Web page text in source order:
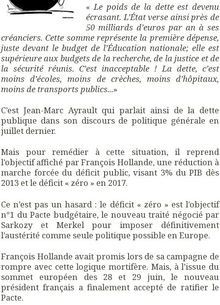
«Le poids de la dette est devenu
écrasant. L’État verse ainsi près de
50 milliards d’euros par an à ses
créanciers. Cette somme représente la première dépense,
juste devant le budget de l’Éducation nationale; elle est
supérieure aux budgets de la recherche, de la justice et de
la sécurité réunis. C’est inacceptable ! La dette, c’est
moins d’écoles, moins de crèches, moins d’hôpitaux,
moins de transports publics...»
C’est Jean-Marc Ayrault qui parlait ainsi de la dette
publique dans son discours de politique générale en
juillet dernier.
Mais pour remédier à cette situation, il reprend
l’objectif affiché par François Hollande, une réduction à
marche forcée du déficit public, visant 3% du PIB dès
2013 et le déficit « zéro » en 2017.
Ce n’est pas un hasard : le déficit « zéro » est l’objectif
n°1 du Pacte budgétaire, le nouveau traité négocié par
Sarkozy et Merkel pour imposer définitivement
l’austérité comme seule politique possible en Europe.
François Hollande avait promis lors de sa campagne de
rompre avec cette logique mortifère. Mais, à l’issue du
sommet européen des 28 et 29 juin, le nouveau
président français a finalement accepté de ratifier le
Pacte.